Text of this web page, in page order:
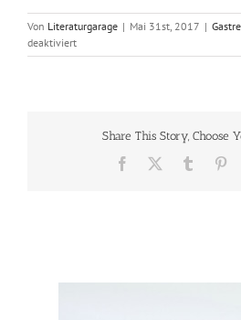
Von Literaturgarage | Mai 31st, 2017 |
deaktiviertfür
Manuela
Share This Story, Choose
Facebook Tumblr